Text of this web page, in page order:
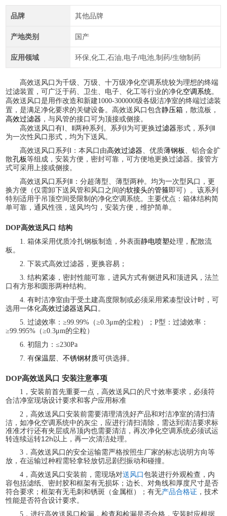
品牌 其他品牌
产地类别 国产
应用领域 环保,化工,石油,电子/电池,制药/生物制药
高效送风口为千级、万级、十万级净化空调系统较为理想的终端
过滤装置，可广泛于药、卫生、电子、化工等行业的净化空调系统。
高效送风口是用作改造和新建1000-300000级各级洁净室的终端过滤装
置，是满足净化要求的关键设备。高效送风口包含静压箱 ，散流板，
高效过滤器 ，与风管的接口可为顶接或侧接。
高效送风口有 Ⅰ、Ⅱ两种系列。系列Ⅰ为可更换过滤器形式，系列
为一次性风口形式，均为下送风。
高效送风口系列
Ⅰ：本风口由高效过滤器 、优质薄钢板
、铝合金扩
散孔板等组成，安装方便，密封可靠，可方便地更换过滤器。接管方
式可采用上接或侧接。
高效送风口系列
Ⅱ：分超薄型、薄型两种。均为一次型风口，更
换方便（仅需卸下送风管和风口之间的软接头的管箍即可）。该系列
特别适用于吊顶空间受限制的净化空调系统。主要优点：箱体结构简
单可靠，通风性强，送风均匀，安装方便，维护简单。
DOP高效送风口 结构
1.箱体采用优质冷扎钢板制造，外表面静电喷塑处理，配散流
板。
2.下装式高效过滤器，更换容易；
3.结构紧凑，密封性能可靠，进风方式有侧进风和顶进风，法兰
口有方形和圆形两种结构。
4.有时洁净室由于受土建高度限制或必须采用紧凑型设计时，可
选用一体化高效过滤器送风口 。
5.过滤效率：≥99.99%（≥0.3μm的尘粒）；P型：过滤效率：
≥99.995%（≥0.3μm的尘粒）
6.初阻力：≤230Pa
7. 有保温层 、不锈钢材质可供选择。
DOP高效送风口 安装注意事项
1，安装前首先重要一点，高效送风口的尺寸效率要求，必须符
合洁净室现场设计要求和客户应用标准
2，高效送风口安装前需要清理清洗好产品和对洁净室的清扫清
洁，如净化空调系统中的灰尘，应进行清扫清除，需达到清洁要求标
准准才行还有夹层或吊顶内也需要清洁，再次净化空调系统必须试运
转连续运转12h以上，再一次清洁处理。
3．高效送风口的安全运输需严格按照生厂家的标志说明方向等
放，在运输过种程需轻拿轻放切忌剧烈振动和碰撞。
4，高效送风口安装前，需现场对送风口包装进行外观检查，内
容包括滤纸、密封胶和框架有无损坏；边长、对角线和厚度尺寸是否
符合要求；框架有无毛刺和锈斑（金属框）；有无产品合格证 ，技术
性能是否符合设计要求。
5，进行高效送风口检漏，检查和检漏是否合格，安装时应根据